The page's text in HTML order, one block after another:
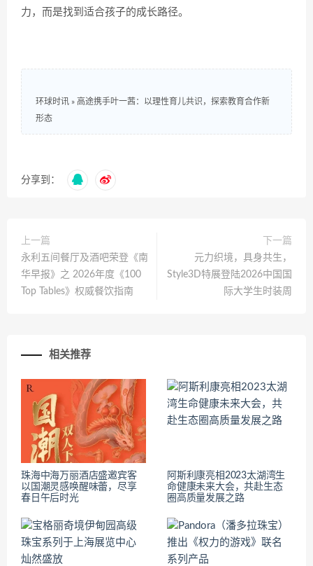
力，而是找到适合孩子的成长路径。
环球时讯 » 高途携手叶一茜：以理性育儿共识，探索教育合作新
形态
分享到：
上一篇
永利五间餐厅及酒吧荣登《南
华早报》之 2026年度《100
Top Tables》权威餐饮指南
下一篇
元力织境，具身共生，
Style3D特展登陆2026中国国
际大学生时装周
相关推荐
珠海中海万丽酒店盛邀宾客
以国潮灵感唤醒味蕾，尽享
春日午后时光
阿斯利康亮相2023太湖湾生
命健康未来大会，共赴生态
圈高质量发展之路